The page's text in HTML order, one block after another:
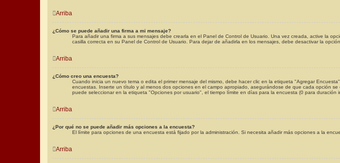
Arriba
¿Cómo se puede añadir una firma a mi mensaje?
Para añadir una firma a sus mensajes debe crearla en el Panel de Control de Usuario. Una vez creada, active la
casilla correcta en su Panel de Control de Usuario. Para dejar de añadirla en los mensajes, debe desactivar la opción
Arriba
¿Cómo creo una encuesta?
Cuando inicia un nuevo tema o edita el primer mensaje del mismo, debe hacer clic en la etiqueta "Agregar
encuestas. Inserte un título y al menos dos opciones en el campo apropiado, asegurándose de que cada opción
puede seleccionar en la etiqueta "Opciones por usuario", el tiempo límite en días para la encuesta (0 para duración
Arriba
¿Por qué no se puede añadir más opciones a la encuesta?
El límite para opciones de una encuesta está fijado por la administración. Si necesita añadir más opciones a la
Arriba